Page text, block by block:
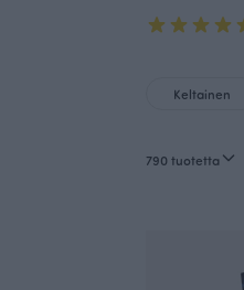
Keltainen
790 tuotetta